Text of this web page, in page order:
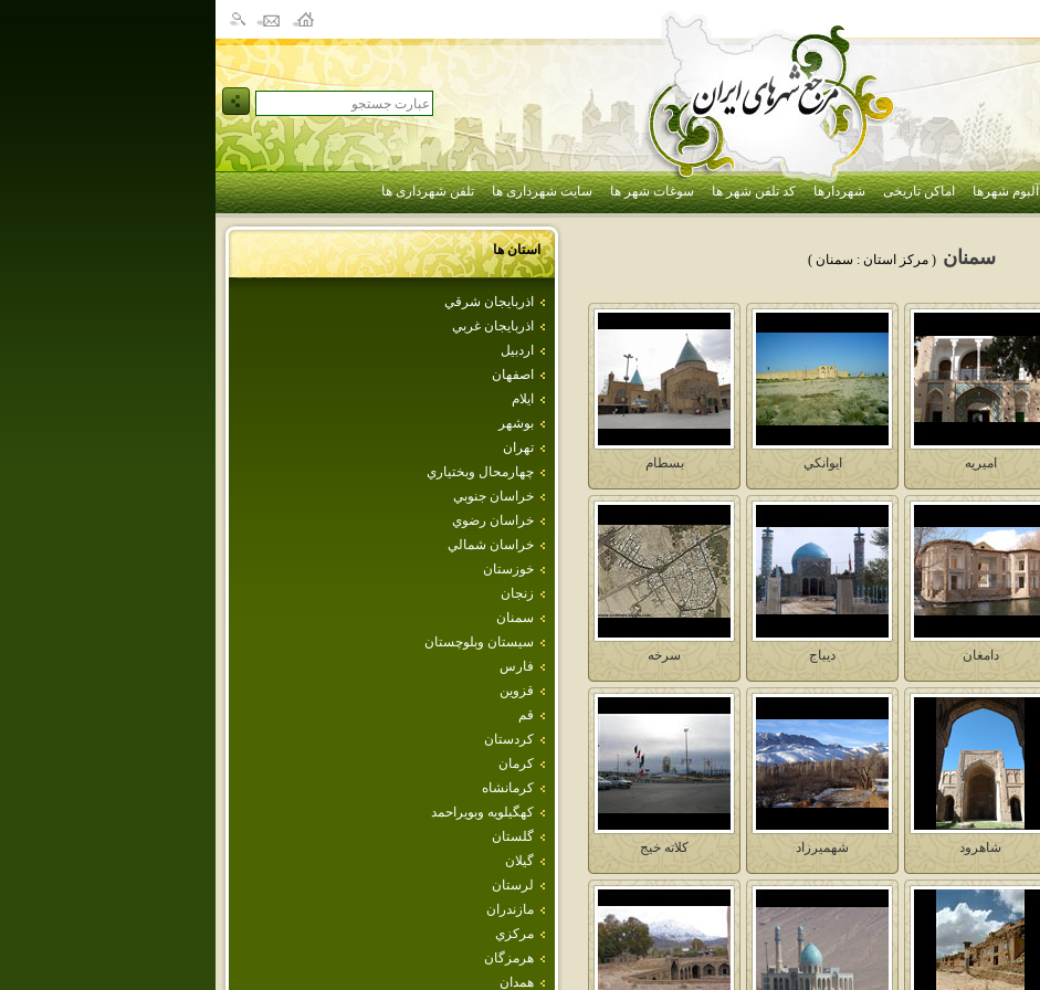
آلبوم شهرها اماکن تاریخی شهردارها کد تلفن شهر ها سوغات شهر ها سایت شهرداری ها تلفن شهرداری ها
استان ها
اذربايجان شرقي
اذربايجان غربي
اردبيل
اصفهان
ايلام
بوشهر
تهران
چهارمحال وبختياري
خراسان جنوبي
خراسان رضوي
خراسان شمالي
خوزستان
زنجان
سمنان
سيستان وبلوچستان
فارس
قزوين
قم
كردستان
كرمان
كرمانشاه
كهگيلويه وبويراحمد
گلستان
گيلان
لرستان
مازندران
مركزي
هرمزگان
همدان
سمنان ( مرکز استان : سمنان )
اميريه ايوانكي بسطام
دامغان ديباج سرخه
شاهرود شهميرزاد كلاته خيج